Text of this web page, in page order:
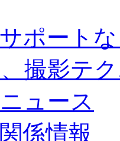
ポート
撮影テ
ュース
係情報